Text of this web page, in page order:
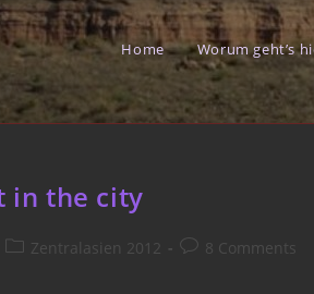
Home Worum geht’s
in the city
PostZentralasien 2012
Post8 Comments